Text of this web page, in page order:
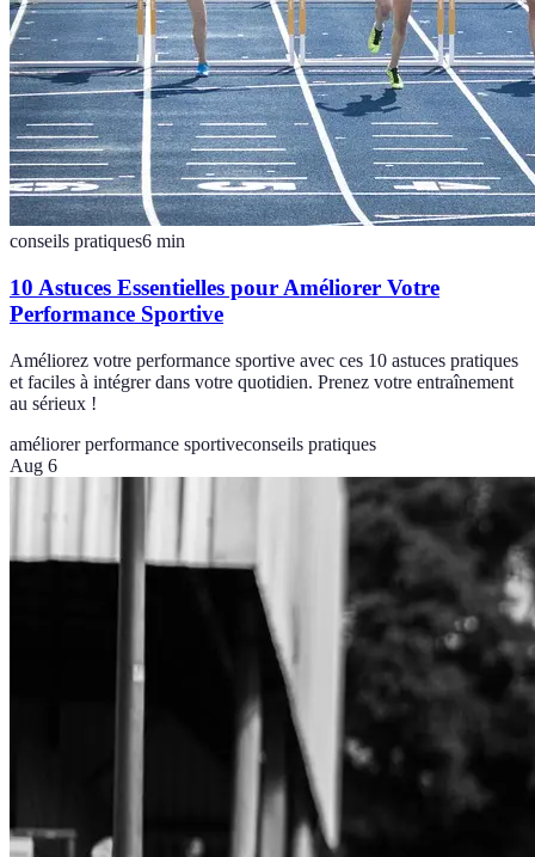
conseils pratiques6 min
10 Astuces Essentielles pour Améliorer Votre
Performance Sportive
Améliorez votre performance sportive avec ces 10 astuces pratiques
et faciles à intégrer dans votre quotidien. Prenez votre entraînement
au sérieux !
améliorer performance sportiveconseils pratiques
Aug 6